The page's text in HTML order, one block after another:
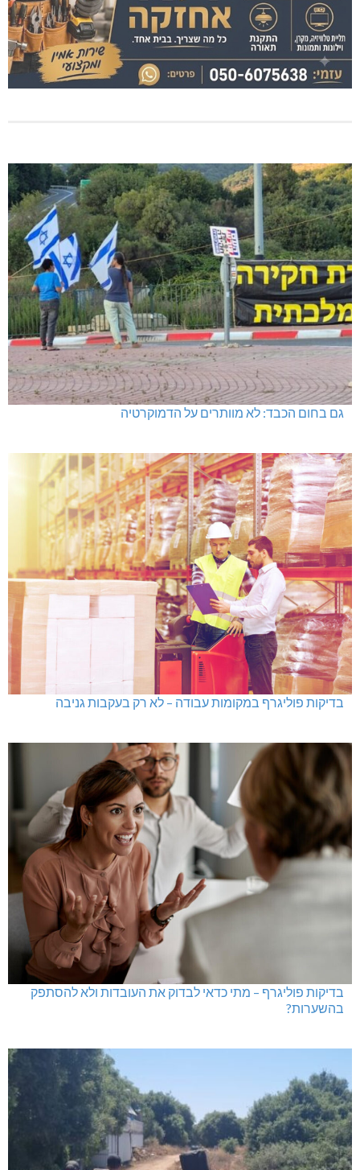
גם בחום הכבד: לא מוותרים על הדמוקרטיה
בדיקות פוליגרף במקומות עבודה – לא רק בעקבות גניבה
בדיקות פוליגרף – מתי כדאי לבדוק את העובדות ולא להסתפק
בהשערות?